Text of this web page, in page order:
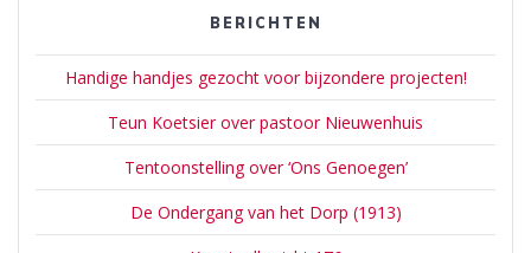
BERICHTEN
Handige handjes gezocht voor bijzondere projecten!
Teun Koetsier over pastoor Nieuwenhuis
Tentoonstelling over ‘Ons Genoegen’
De Ondergang van het Dorp (1913)